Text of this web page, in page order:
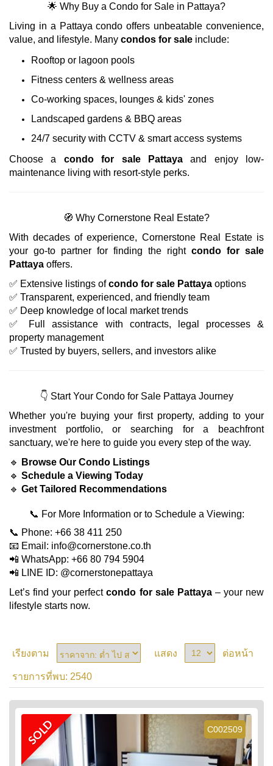
🌟 Why Buy a Condo for Sale in Pattaya?
Living in a Pattaya condo offers unbeatable convenience,
value, and lifestyle. Many condos for sale include:
Rooftop or lagoon pools
Fitness centers & wellness areas
Co-working spaces, lounges & kids' zones
Landscaped gardens & BBQ areas
24/7 security with CCTV & smart access systems
Choose a condo for sale Pattayaand enjoy low-
maintenance living with resort-style perks.
🧭 Why Cornerstone Real Estate?
With decades of experience, Cornerstone Real Estate is
your go-to partner for finding the right condo for sale
Pattaya offers.
✅ Extensive listings ofcondo for sale Pattaya options
✅ Transparent, experienced, and friendly team
✅ Deep knowledge of local market trends
✅ Full assistance with contracts, legal processes &
property management
✅ Trusted by buyers, sellers, and investors alike
👇 Start Your Condo for Sale Pattaya Journey
Whether you're buying your first property, adding to your
investment portfolio, or searching for a beachfront
sanctuary, we're here to guide you every step of the way.
🔹
Browse Our Condo Listings
🔹 Schedule a Viewing Today
🔹 Get Tailored Recommendations
📞 For More Information or to Schedule a Viewing:
📞 Phone: +66 38 411 250
📧 Email: info@cornerstone.co.th
📲 WhatsApp: +66 80 794 5904
📲 LINE ID: @cornerstonepattaya
Let’s find your perfectcondo for sale Pattaya– your new
lifestyle starts now.
เรียงตาม แสดง ต่อหน้า
รายการที่พบ: 2540
C002509
SOLD